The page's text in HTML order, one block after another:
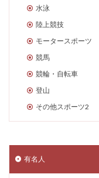
水泳
陸上競技
モータースポーツ
競馬
競輪・自転車
登山
その他スポーツ2
有名人